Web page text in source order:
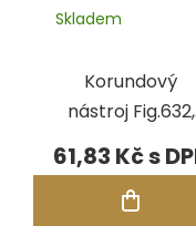
Korundový
nástroj Fig.632,
pr.6,50 mm
Skladem
61,83 Kč